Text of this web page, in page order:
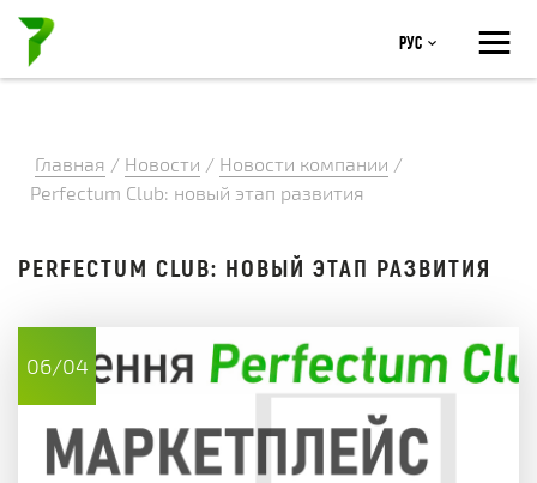
≡
Рус
Главная / Новости / Новости компании /
Perfectum Club: новый этап развития
PERFECTUM CLUB: НОВЫЙ ЭТАП РАЗВИТИЯ
06/04